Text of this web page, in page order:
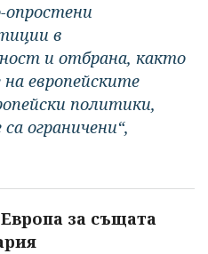
опростени
в
и отбрана, както
на европейските
политики,
ограничени“,
за същата